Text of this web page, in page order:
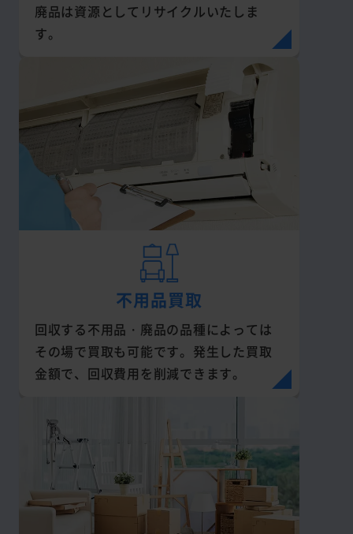
廃品は資源としてリサイクルいたしま
す。
不用品買取
回収する不用品・廃品の品種によっては
その場で買取も可能です。発生した買取
金額で、回収費用を削減できます。